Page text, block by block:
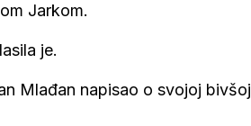
Jarkom.
je.
Mlađan napisao o svojoj bivšoj